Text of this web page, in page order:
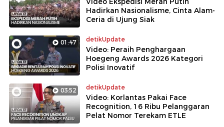
Hadirkan Nasionalisme, Cinta Alam-
Ceria di Ujung Siak
01:47 detikUpdate
Video: Peraih Penghargaan
Hoegeng Awards 2026 Kategori
Polisi Inovatif
03:52 detikUpdate
Video: Korlantas Pakai Face
Recognition, 16 Ribu Pelanggaran
Pelat Nomor Terekam ETLE